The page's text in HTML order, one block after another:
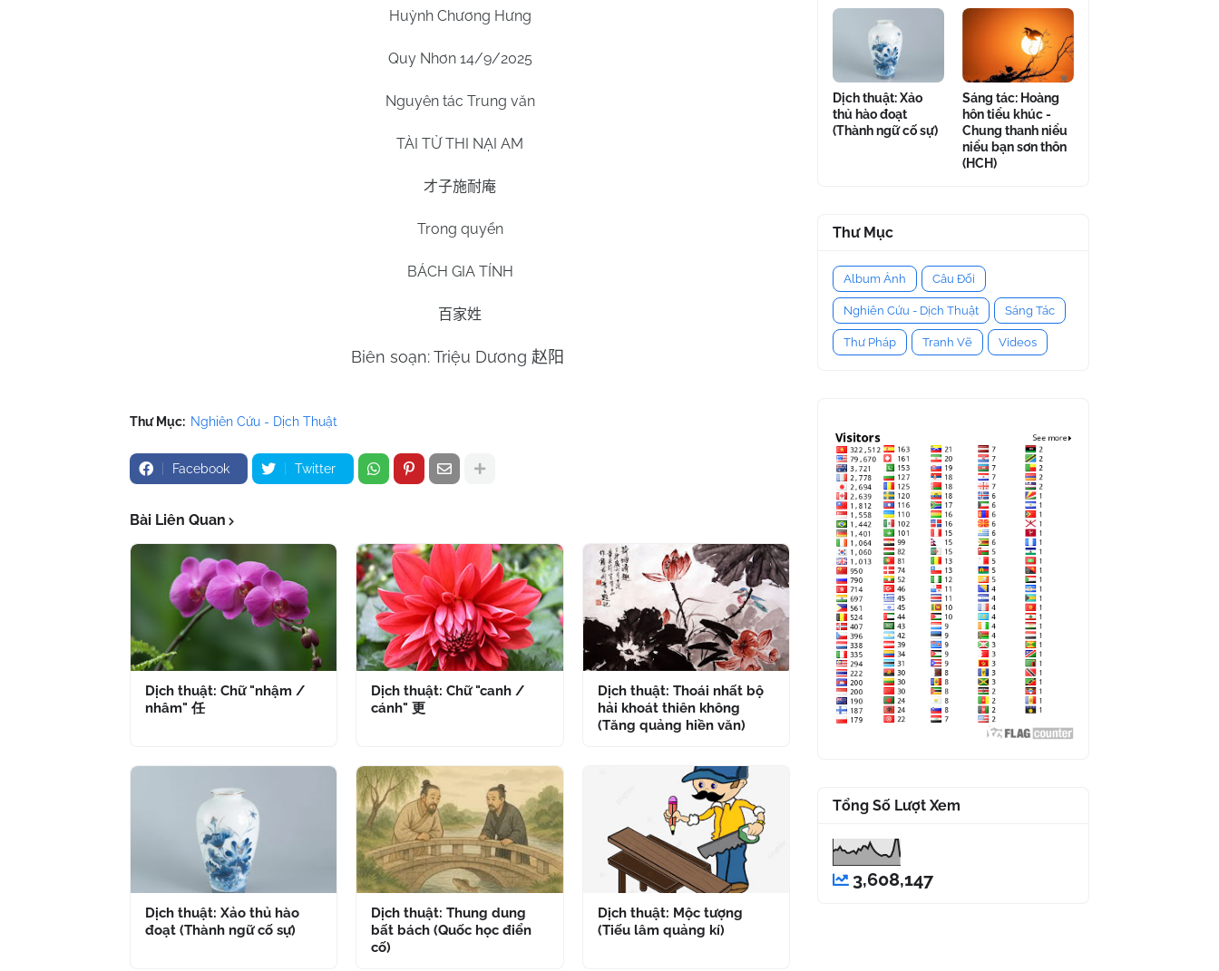
Huỳnh Chương Hưng
Quy Nhơn 14/9/2025
Nguyên tác Trung văn
TÀI TỬ THI NẠI AM
才子施耐庵
Trong quyển
BÁCH GIA TÍNH
百家姓
Biên soạn: Triệu Dương 赵阳
Thư Mục: Nghiên Cứu - Dịch Thuật
Facebook Twitter
Bài Liên Quan
Dịch thuật: Chữ "nhậm /
nhâm" 任
Dịch thuật: Chữ "canh /
cánh" 更
Dịch thuật: Thoái nhất bộ
hải khoát thiên không
(Tăng quảng hiền văn)
Dịch thuật: Xảo thủ hào
đoạt (Thành ngữ cố sự)
Dịch thuật: Thung dung
bất bách (Quốc học điển
cố)
Dịch thuật: Mộc tượng
(Tiếu lâm quảng kí)
Dịch thuật: Xảo
thủ hào đoạt
(Thành ngữ cố sự)
Sáng tác: Hoàng
hôn tiểu khúc -
Chung thanh niểu
niểu bạn sơn thôn
(HCH)
Thư Mục
Album Ảnh Câu Đối
Nghiên Cứu - Dịch Thuật Sáng Tác
Thư Pháp Tranh Vẽ Videos
Tổng Số Lượt Xem
3,608,147